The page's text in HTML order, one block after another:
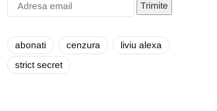
Trimite
abonati cenzura
liviu alexa
strict secret